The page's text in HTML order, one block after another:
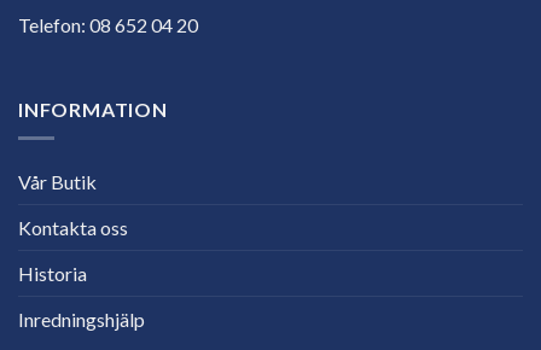
Telefon: 08 652 04 20
INFORMATION
Vår Butik
Kontakta oss
Historia
Inredningshjälp